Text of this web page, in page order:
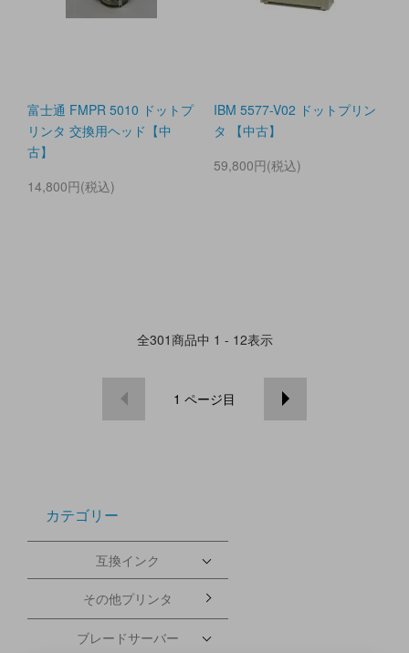
富士通 FMPR 5010 ドットプ
リンタ 交換用ヘッド【中
古】
14,800円(税込)
IBM 5577-V02 ドットプリン
タ 【中古】
59,800円(税込)
全301商品中 1 - 12表示
1 ページ目
カテゴリー
互換インク
その他プリンタ
ブレードサーバー